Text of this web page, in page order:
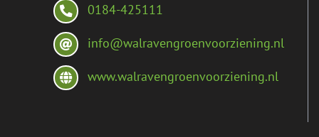
0184-425111
info@walravengroenvoorziening.nl
www.walravengroenvoorziening.nl